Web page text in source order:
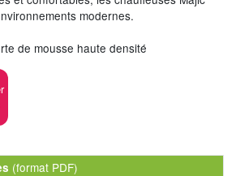
modernes.
de mousse haute densité
(format PDF)